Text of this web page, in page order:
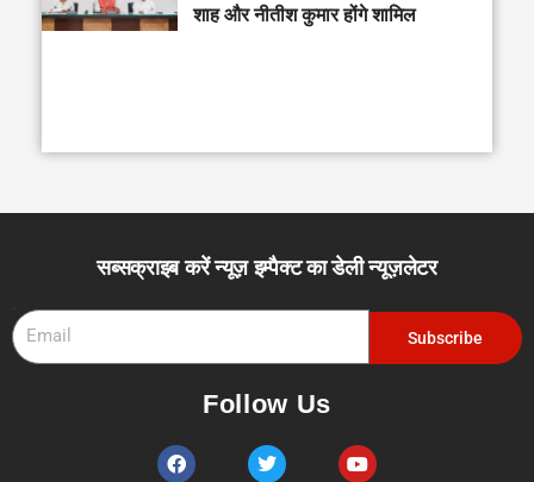
शाह और नीतीश कुमार होंगे शामिल
सब्सक्राइब करें न्यूज़ इम्पैक्ट का डेली न्यूज़लेटर
Subscribe
Follow Us
F
a
T
w
Y
o